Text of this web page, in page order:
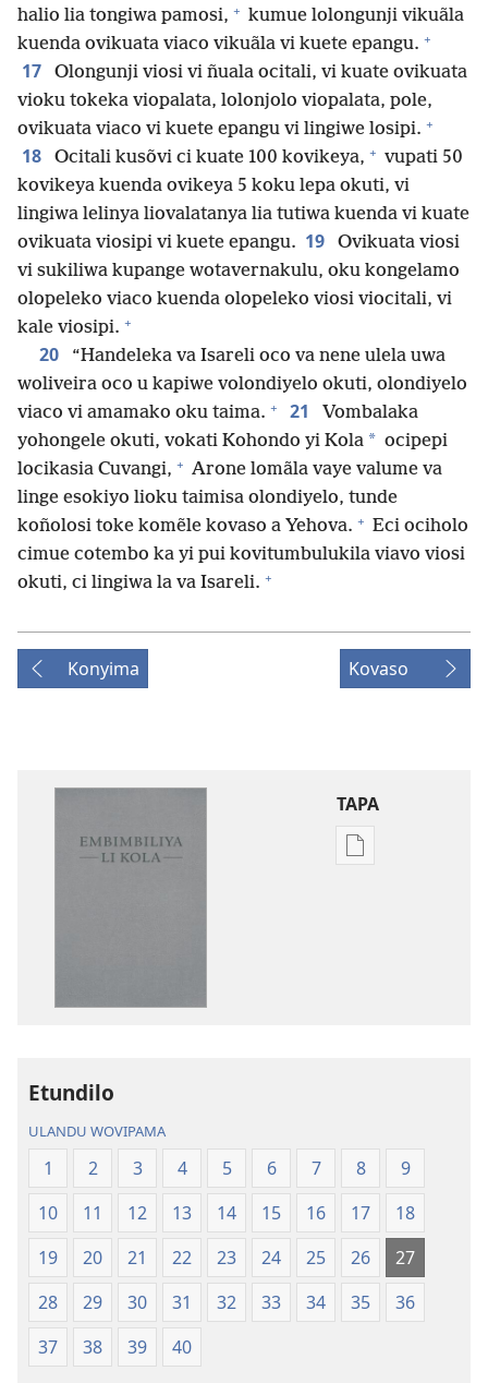
halio lia tongiwa pamosi, + kumue lolongunji vikuãla
kuenda ovikuata viaco vikuãla vi kuete epangu. +
17
Olongunji viosi vi ñuala ocitali, vi kuate ovikuata
vioku tokeka viopalata, lolonjolo viopalata, pole,
ovikuata viaco vi kuete epangu vi lingiwe losipi. +
18 Ocitali kusõvi ci kuate 100 kovikeya, + vupati 50
kovikeya kuenda ovikeya 5 koku lepa okuti, vi
lingiwa lelinya liovalatanya lia tutiwa kuenda vi kuate
ovikuata viosipi vi kuete epangu. 19
Ovikuata viosi
vi sukiliwa kupange wotavernakulu, oku kongelamo
olopeleko viaco kuenda olopeleko viosi viocitali, vi
kale viosipi. +
20
“Handeleka va Isareli oco va nene ulela uwa
woliveira oco u kapiwe volondiyelo okuti, olondiyelo
viaco vi amamako oku taima. + 21
Vombalaka
yohongele okuti, vokati Kohondo yi Kola * ocipepi
locikasia Cuvangi, + Arone lomãla vaye valume va
linge esokiyo lioku taimisa olondiyelo, tunde
koñolosi toke komẽle kovaso a Yehova. + Eci ociholo
cimue cotembo ka yi pui kovitumbulukila viavo viosi
okuti, ci lingiwa la va Isareli. +
Konyima Kovaso
TAPA
Publication
Etundilo
ULANDU WOVIPAMA
1 2 3 4 5 6 7 8
9
10
11 12 13 14 15 16 17
18
19
20 21 22 23 24 25 26
27
28
29 30 31 32 33 34 35
36
37
38 39 40